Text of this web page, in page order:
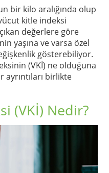
bir kilo aralığında olup
kitle indeksi
değerlere göre
yaşına ve varsa özel
gösterebiliyor.
(VKİ) ne olduğuna
ayrıntıları birlikte
(VKİ) Nedir?